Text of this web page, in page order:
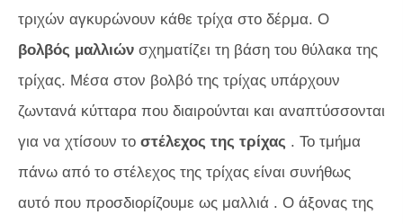
τριχών αγκυρώνουν κάθε τρίχα στο δέρμα. Ο
βολβός μαλλιών σχηματίζει τη βάση του θύλακα της
τρίχας. Μέσα στον βολβό της τρίχας υπάρχουν
ζωντανά κύτταρα που διαιρούνται και αναπτύσσονται
για να χτίσουν το στέλεχος της τρίχας . Το τμήμα
πάνω από το στέλεχος της τρίχας είναι συνήθως
αυτό που προσδιορίζουμε ως μαλλιά . Ο άξονας της